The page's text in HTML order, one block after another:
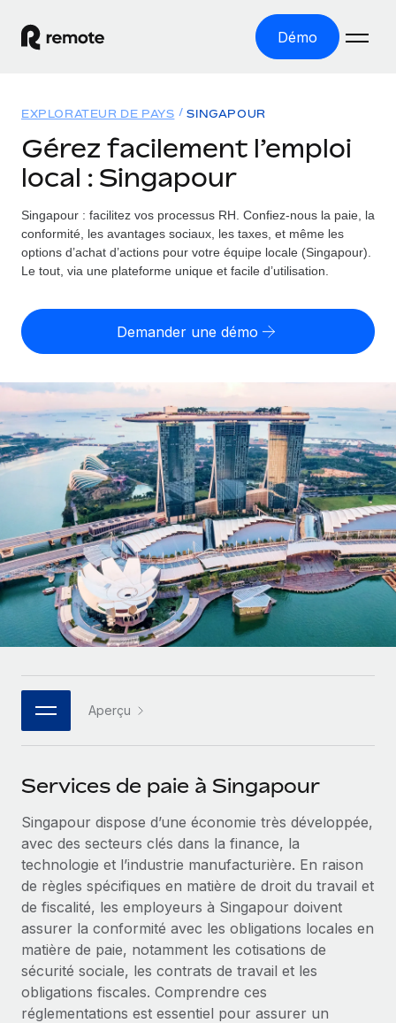
Démo
EMPLOI À L’INTERNATIONAL
Paie multipays
Gérez la paie facilement et en toute conformité
Employer of record
entités
Gestion des freelances
Intégrez et gérez vos freelances partout dans le monde
PEO
Sous-traitez les opérations complexes liées à l’emploi
INFRASTRUCTURE
Intégration Remote
Intégrez vos RH aux flux de travail en toute simplicité
Plateforme
Des fonctions RH clés intégrées pour votre équipe
Connectez n'importe quel outil d’IA à Remote grâce à
notre MCP
Rationalisez vos processus avec des outils essentiels
SERVICES
Demandez aux experts
Recevez des conseils d’experts sur les RH à
l’international et la conformité
Contrôles d’antécédents
Simplifiez vos processus de présélection des
candidats
Solutions
COUVERTURE MONDIALE
Explorateur de pays
Toutes les informations sur l’emploi à l’international,
Explorateur des États-Unis (par État)
Simplifiez l’embauche à travers les différents États des
Comparer Remote
Examinez notre service par rapport aux autres
CROISSANCE
Start-ups
Des solutions agiles et internationales pour les RH et la
paie des entreprises en pleine croissance
Entreprises intermédiaires
Développez vos équipes avec des solutions RH sur
mesure
Entreprise
Les RH à l’international pour les grandes entreprises
Partenaires stratégiques de la tech
Devenir partenaire
Explorez avec nous vos opportunités de partenariat
Remote Build
Conseil en intégrations et automatisations assistées par
ÉTUDES DE CAS
Ressources
OUTILS & CALCULATEURS
Évaluez le risque de requalification de contrat par pays
Calculez le coût total des employés dans n’importe quel
pays
Calculateur de paiement des freelances
Découvrez les devises disponibles et les vitesses de
paiement pour vos freelances internationaux
APPRENDRE AVEC REMOTE
Recherche et guides
Études de cas
Checklists et modèles
Descriptions de postes
Salle de presse
Données sur les salaires et les talents
Centre de ressources
Obtenir de l’aide
Voir toutes les ressources
Tarification
English
Nederlands
Français
Deutsch
Español
Italiano
Português (Portugal)
日本語
한국어
Connexion
EXPLORATEUR DE PAYS SINGAPOUR
Gérez facilement l’emploi
local : Singapour
Singapour : facilitez vos processus RH. Confiez-nous la paie, la
conformité, les avantages sociaux, les taxes, et même les
options d’achat d’actions pour votre équipe locale (Singapour).
Le tout, via une plateforme unique et facile d’utilisation.
Demander une démo
Aperçu
Services de paie à Singapour
Singapour dispose d’une économie très développée,
avec des secteurs clés dans la finance, la
technologie et l’industrie manufacturière. En raison
de règles spécifiques en matière de droit du travail et
de fiscalité, les employeurs à Singapour doivent
assurer la conformité avec les obligations locales en
matière de paie, notamment les cotisations de
sécurité sociale, les contrats de travail et les
obligations fiscales. Comprendre ces
réglementations est essentiel pour assurer un